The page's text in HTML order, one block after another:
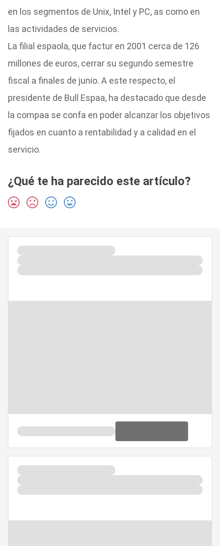
en los segmentos de Unix, Intel y PC, as como en
las actividades de servicios.
La filial espaola, que factur en 2001 cerca de 126
millones de euros, cerrar su segundo semestre
fiscal a finales de junio. A este respecto, el
presidente de Bull Espaa, ha destacado que desde
la compaa se confa en poder alcanzar los objetivos
fijados en cuanto a rentabilidad y a calidad en el
servicio.
¿Qué te ha parecido este artículo?